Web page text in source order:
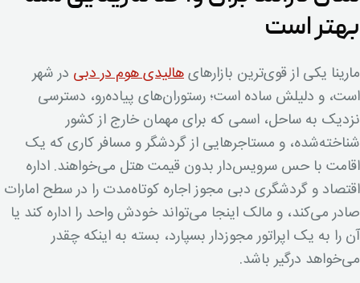
بهتر است
مارینا یکی از قوی‌ترین بازارهایهالیدی هوم در دبی در شهر
است، و دلیلش ساده است؛ رستوران‌های پیاده‌رو، دسترسی
نزدیک به ساحل، اسمی که برای مهمان خارج از کشور
شناخته‌شده، و مستاجرهایی از گردشگر و مسافر کاری که یک
اقامت با حس سرویس‌دار بدون قیمت هتل می‌خواهند. اداره
اقتصاد و گردشگری دبی مجوز اجاره کوتاه‌مدت را در سطح امارات
صادر می‌کند، و مالک اینجا می‌تواند خودش واحد را اداره کند یا
آن را به یک اپراتور مجوزدار بسپارد، بسته به اینکه چقدر
می‌خواهد درگیر باشد.